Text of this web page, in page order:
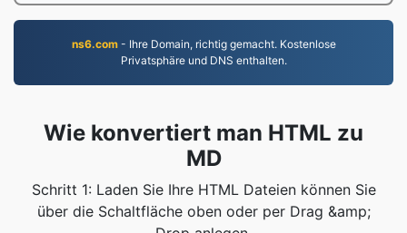
ns6.com- Ihre Domain, richtig gemacht. Kostenlose
Privatsphäre und DNS enthalten.
Wie konvertiert man HTML zu
MD
Schritt 1: Laden Sie Ihre HTML Dateien können Sie
über die Schaltfläche oben oder per Drag &amp;